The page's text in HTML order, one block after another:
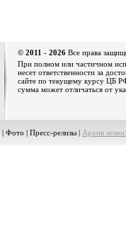
© 2011 - 2026 Все права
При полном или частичном
несет ответственности за
сайте по текущему курсу ЦБ
сумма может отличаться от
| Фото | Пресс-релизы | Архив